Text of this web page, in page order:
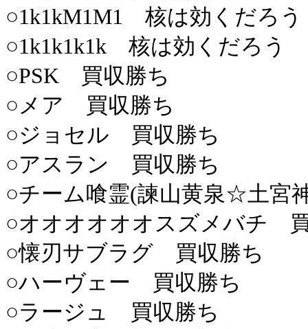
○1k1kM1M1 核は効くだろう
○1k1k1k1k 核は効くだろう
○PSK 買収勝ち
○メア 買収勝ち
○ジョセル 買収勝ち
○アスラン 買収勝ち
○チーム喰霊(諫山黄泉☆土宮
○オオオオオオスズメバチ
○懐刃サブラグ 買収勝ち
○ハーヴェー 買収勝ち
○ラージュ 買収勝ち